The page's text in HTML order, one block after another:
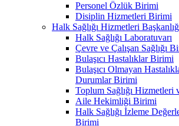
Personel Özlük Birimi
Disiplin Hizmetleri Birimi
Halk Sağlığı Hizmetleri
Halk Sağlığı Laboratuvarı
Çevre ve Çalışan Sağlığı
Bulaşıcı Hastalıklar Birimi
Bulaşıcı Olmayan
Durumlar Birimi
Toplum Sağlığı
Aile Hekimliği Birimi
Halk Sağlığı İzleme
Birimi